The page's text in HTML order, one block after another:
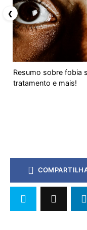
Resumo sobre fobia
tratamento e mais!
❮